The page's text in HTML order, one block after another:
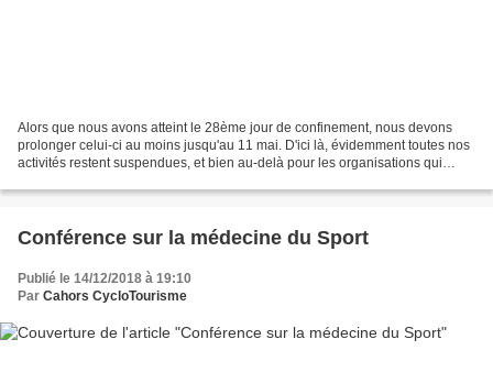
Alors que nous avons atteint le 28ème jour de confinement, nous devons
prolonger celui-ci au moins jusqu'au 11 mai. D'ici là, évidemment toutes nos
activités restent suspendues, et bien au-delà pour les organisations qui
Conférence sur la médecine du Sport
Publié le 14/12/2018 à 19:10
Par Cahors CycloTourisme